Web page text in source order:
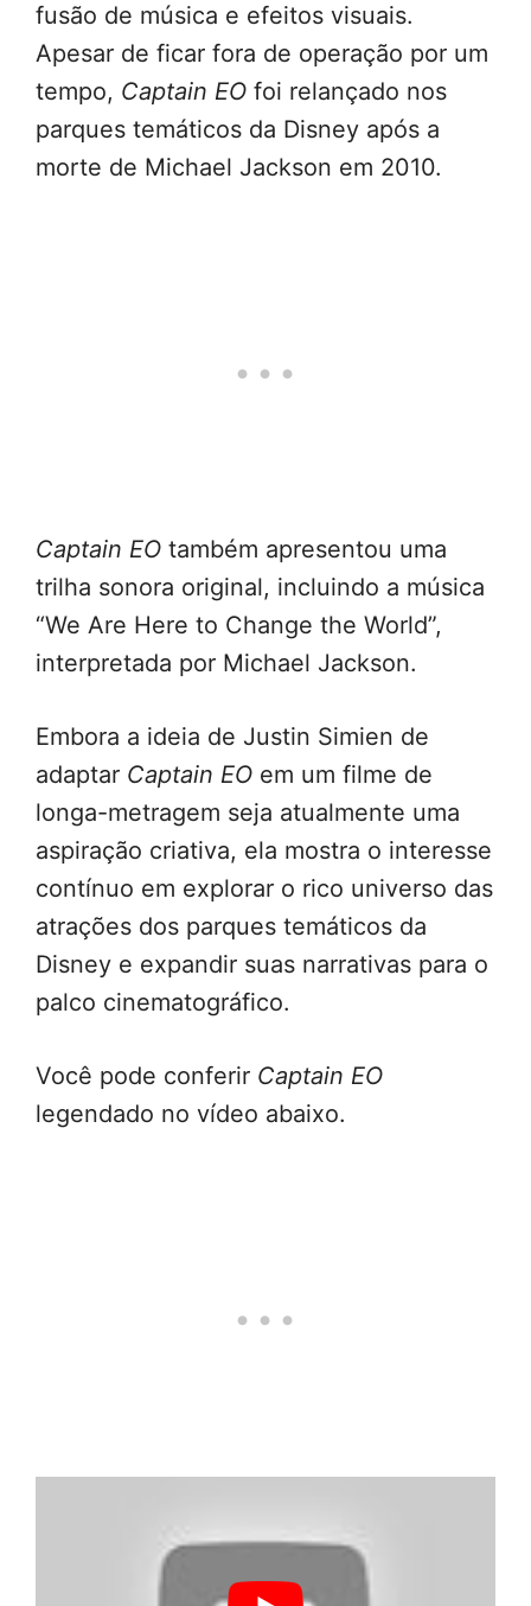
fusão de música e efeitos visuais.
Apesar de ficar fora de operação por um
tempo, Captain EO foi relançado nos
parques temáticos da Disney após a
morte de Michael Jackson em 2010.
Captain EO também apresentou uma
trilha sonora original, incluindo a música
“We Are Here to Change the World”,
interpretada por Michael Jackson.
Embora a ideia de Justin Simien de
adaptar Captain EO em um filme de
longa-metragem seja atualmente uma
aspiração criativa, ela mostra o interesse
contínuo em explorar o rico universo das
atrações dos parques temáticos da
Disney e expandir suas narrativas para o
palco cinematográfico.
Você pode conferir Captain EO
legendado no vídeo abaixo.